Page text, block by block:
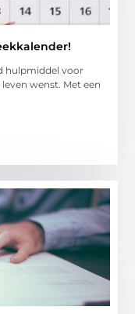
hulpmiddel voor
wenst. Met een